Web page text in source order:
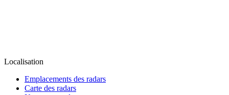
Localisation
Emplacements des radars
Carte des radars